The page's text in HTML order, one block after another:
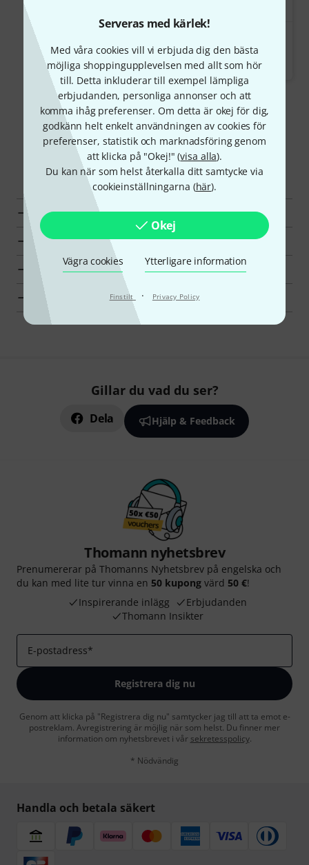
Serveras med kärlek!
Med våra cookies vill vi erbjuda dig den bästa
möjliga shoppingupplevelsen med allt som hör
till. Detta inkluderar till exempel lämpliga
erbjudanden, personliga annonser och att
komma ihåg preferenser. Om detta är okej för dig,
godkänn helt enkelt användningen av cookies för
preferenser, statistik och marknadsföring genom
att klicka på "Okej!" (visa alla).
Du kan när som helst återkalla ditt samtycke via
cookieinställningarna (här).
Okej
Vägra cookies Ytterligare information
Finstilt · Privacy Policy
Coupler
61 kr
Visa mer
Upptäck mer
Alla Noter och medier
Toppsäljare
Hot Deals
Gillar du vad du ser?
Dela Hjälp & Feedback
Thomann nyhetsbrev
Prenumererar på Thomanns Nyhetsbrev på engelska och
du kan med lite tur vinna en 50 kupong värd 50 €!
Inspirerande inlägg
Erbjudanden
Thomann Insikter
E-postadress*
Registrera dig nu
Genom att klicka på "Registrera dig nu" samtycker jag till att ta emot e-
postreklam. Avregistrering är möjlig när som helst. Du finner mer
information om nyhetsbrevet i vår sekretesspolicy.
* Nödvändig
Handla och betala säkert